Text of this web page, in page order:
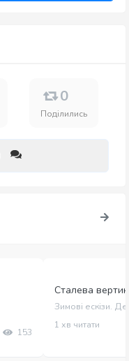
0
Поділились
153
Сталева
Зимові ескізи.
1 хв читати